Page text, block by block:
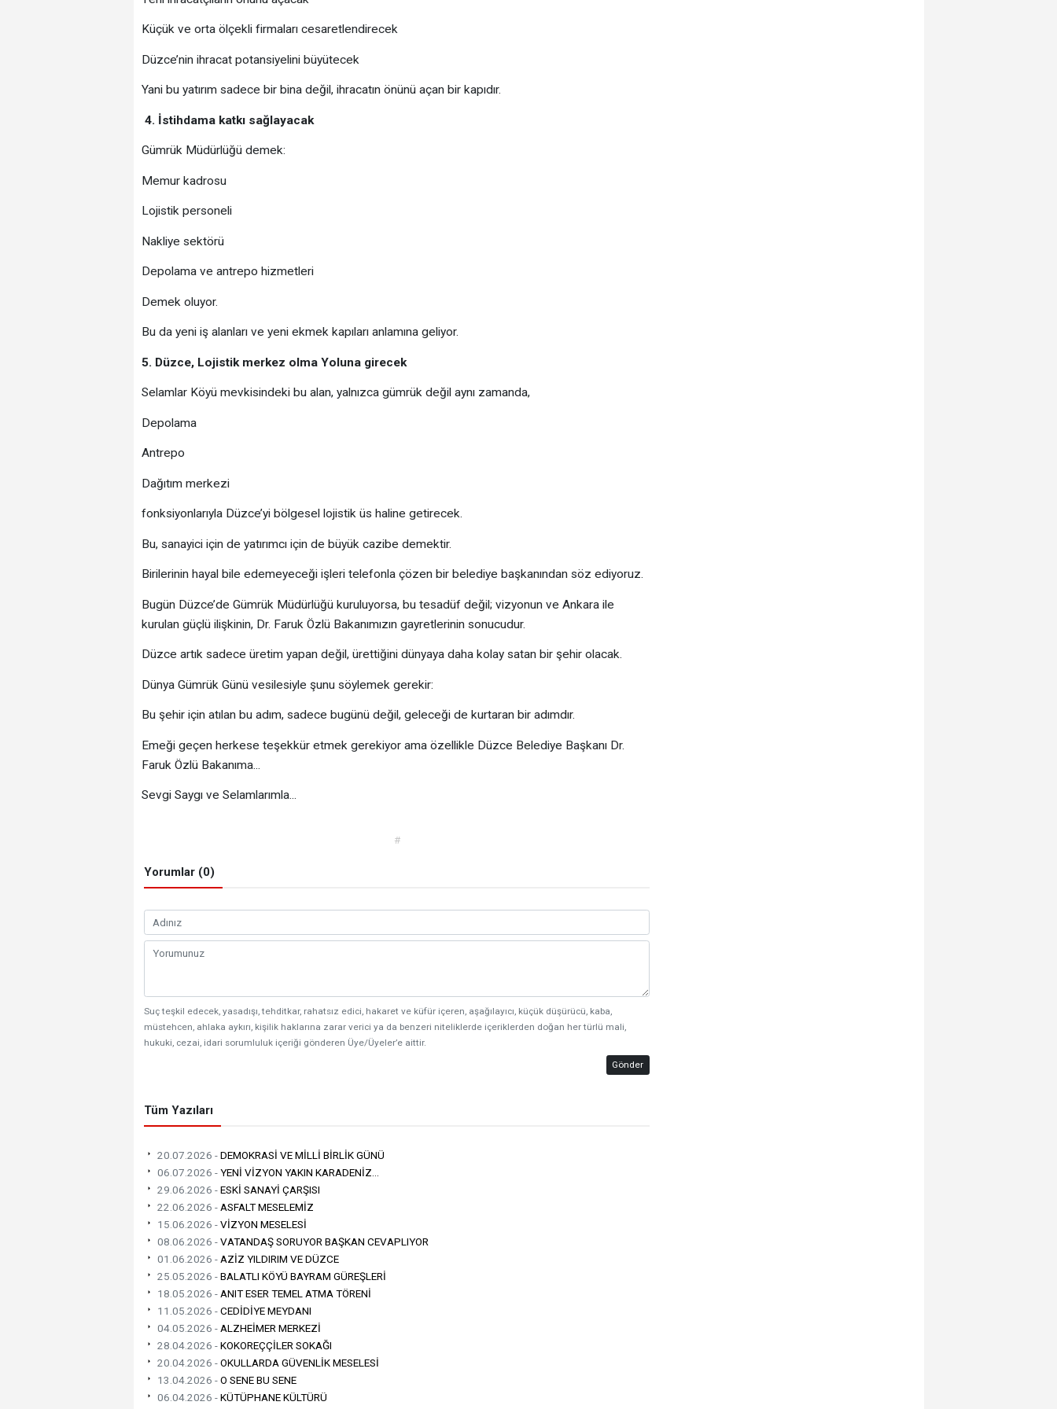
Küçük ve orta ölçekli firmaları cesaretlendirecek
Düzce’nin ihracat potansiyelini büyütecek
Yani bu yatırım sadece bir bina değil, ihracatın önünü açan bir kapıdır.
4. İstihdama katkı sağlayacak
Gümrük Müdürlüğü demek:
Memur kadrosu
Lojistik personeli
Nakliye sektörü
Depolama ve antrepo hizmetleri
Demek oluyor.
Bu da yeni iş alanları ve yeni ekmek kapıları anlamına geliyor.
5. Düzce, Lojistik merkez olma Yoluna girecek
Selamlar Köyü mevkisindeki bu alan, yalnızca gümrük değil aynı zamanda,
Depolama
Antrepo
Dağıtım merkezi
fonksiyonlarıyla Düzce’yi bölgesel lojistik üs haline getirecek.
Bu, sanayici için de yatırımcı için de büyük cazibe demektir.
Birilerinin hayal bile edemeyeceği işleri telefonla çözen bir belediye başkanından söz ediyoruz.
Bugün Düzce’de Gümrük Müdürlüğü kuruluyorsa, bu tesadüf değil; vizyonun ve Ankara ile
kurulan güçlü ilişkinin, Dr. Faruk Özlü Bakanımızın gayretlerinin sonucudur.
Düzce artık sadece üretim yapan değil, ürettiğini dünyaya daha kolay satan bir şehir olacak.
Dünya Gümrük Günü vesilesiyle şunu söylemek gerekir:
Bu şehir için atılan bu adım, sadece bugünü değil, geleceği de kurtaran bir adımdır.
Emeği geçen herkese teşekkür etmek gerekiyor ama özellikle Düzce Belediye Başkanı Dr.
Faruk Özlü Bakanıma...
Sevgi Saygı ve Selamlarımla...
#
Yorumlar (0)
Suç teşkil edecek, yasadışı, tehditkar, rahatsız edici, hakaret ve küfür içeren, aşağılayıcı, küçük düşürücü, kaba,
müstehcen, ahlaka aykırı, kişilik haklarına zarar verici ya da benzeri niteliklerde içeriklerden doğan her türlü mali,
hukuki, cezai, idari sorumluluk içeriği gönderen Üye/Üyeler’e aittir.
Gönder
Tüm Yazıları
20.07.2026 -DEMOKRASİ VE MİLLİ BİRLİK GÜNÜ
06.07.2026 -YENİ VİZYON YAKIN KARADENİZ...
29.06.2026 -ESKİ SANAYİ ÇARŞISI
22.06.2026 - ASFALT MESELEMİZ
15.06.2026 -VİZYON MESELESİ
08.06.2026 -VATANDAŞ SORUYOR BAŞKAN CEVAPLIYOR
01.06.2026 - AZİZ YILDIRIM VE DÜZCE
25.05.2026 -BALATLI KÖYÜ BAYRAM GÜREŞLERİ
18.05.2026 - ANIT ESER TEMEL ATMA TÖRENİ
11.05.2026 -CEDİDİYE MEYDANI
04.05.2026 - ALZHEİMER MERKEZİ
28.04.2026 -KOKOREÇÇİLER SOKAĞI
20.04.2026 -OKULLARDA GÜVENLİK MESELESİ
13.04.2026 -O SENE BU SENE
06.04.2026 -KÜTÜPHANE KÜLTÜRÜ